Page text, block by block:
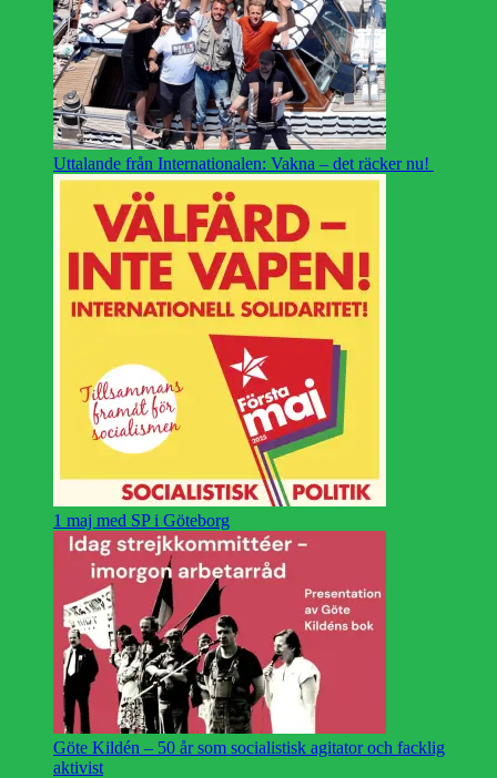
Uttalande från Internationalen: Vakna – det räcker nu!
1 maj med SP i Göteborg
Göte Kildén – 50 år som socialistisk agitator och facklig
aktivist